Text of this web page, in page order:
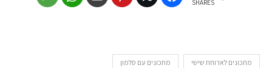
SHARES
מתכונים לארוחת שישי מתכונים עם סלמון